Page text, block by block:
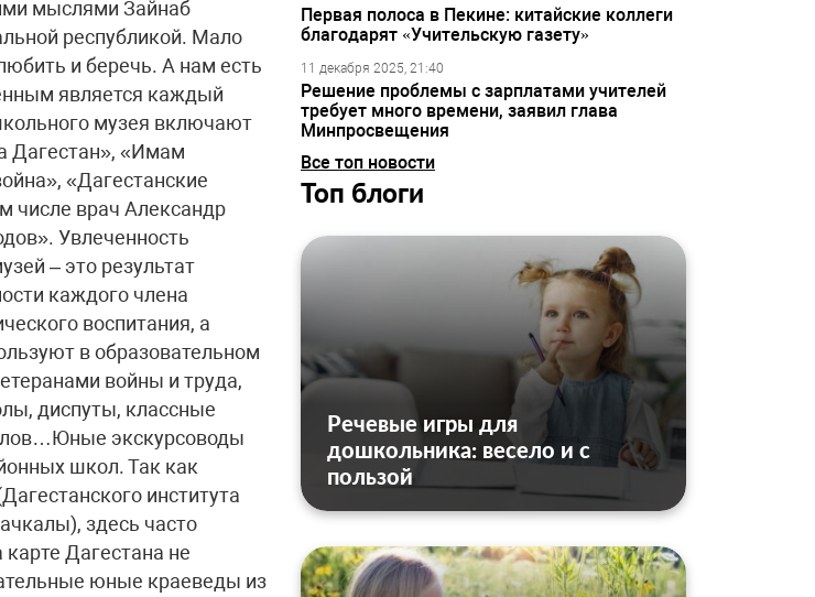
мыслями Зайнаб
республикой. Мало
и беречь. А нам есть
является каждый
музея включают
Дагестан», «Имам
«Дагестанские
числе врач Александр
Увлеченность
– это результат
каждого члена
воспитания, а
в образовательном
войны и труда,
диспуты, классные
экскурсоводы
школ. Так как
института
здесь часто
Дагестана не
юные краеведы из
Первая полоса в Пекине: китайские коллеги
благодарят «Учительскую газету»
11 декабря 2025, 21:40
Решение проблемы с зарплатами учителей
требует много времени, заявил глава
Минпросвещения
Все топ новости
Топ блоги
Речевые игры для
дошкольника: весело и с
пользой